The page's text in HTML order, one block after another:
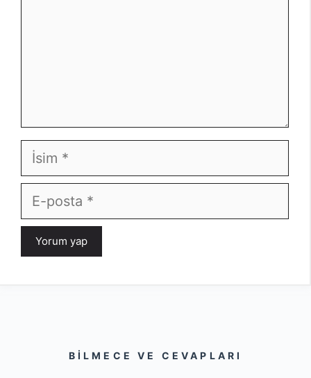
İsim
E-
posta
BILMECE VE CEVAPLARI